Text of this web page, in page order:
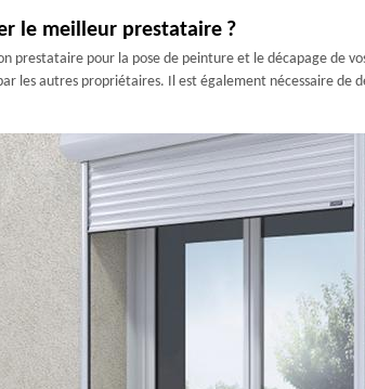
le meilleur prestataire ?
prestataire pour la pose de peinture et le décapage de
les autres propriétaires. Il est également nécessaire de